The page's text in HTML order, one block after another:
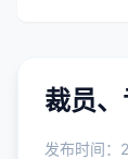
裁员、
发布时间